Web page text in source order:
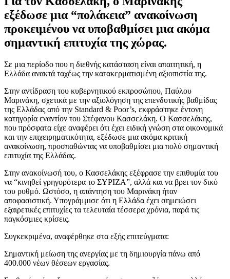
εξέδωσε μια “πολάκεια” ανακοίνωση
προκειμένου να υποβαθμίσει μια ακόμα
σημαντική επιτυχία της χώρας.
Σε μια περίοδο που η διεθνής κατάσταση είναι απαιτητική, η
Ελλάδα ανακτά ταχέως την κατακερματισμένη αξιοπιστία της.
Στην αντίδραση του κυβερνητικού εκπροσώπου, Παύλου
Μαρινάκη, σχετικά με την αξιολόγηση της επενδυτικής βαθμίδας
της Ελλάδας από την Standard & Poor’s, εκφράστηκε έντονη
κατηγορία εναντίον του Στέφανου Κασσελάκη. Ο Κασσελάκης,
που πρόσφατα είχε αναφέρει ότι έχει ειδική γνώση στα οικονομικά
και την επιχειρηματικότητα, εξέδωσε μια ακόμα κριτική
ανακοίνωση, προσπαθώντας να υποβαθμίσει μια πολύ σημαντική
επιτυχία της Ελλάδας.
Στην ανακοίνωσή του, ο Κασσελάκης εξέφρασε την επιθυμία του
να “κινηθεί γρηγορότερα το ΣΥΡΙΖΑ”, αλλά και να βρει τον δικό
του ρυθμό. Ωστόσο, η απάντηση του Μαρινάκη ήταν
αποφασιστική. Υπογράμμισε ότι η Ελλάδα έχει σημειώσει
εξαιρετικές επιτυχίες τα τελευταία τέσσερα χρόνια, παρά τις
παγκόσμιες κρίσεις.
Συγκεκριμένα, αναφέρθηκε στα εξής επιτεύγματα:
Σημαντική μείωση της ανεργίας με τη δημιουργία πάνω από
400.000 νέων θέσεων εργασίας.